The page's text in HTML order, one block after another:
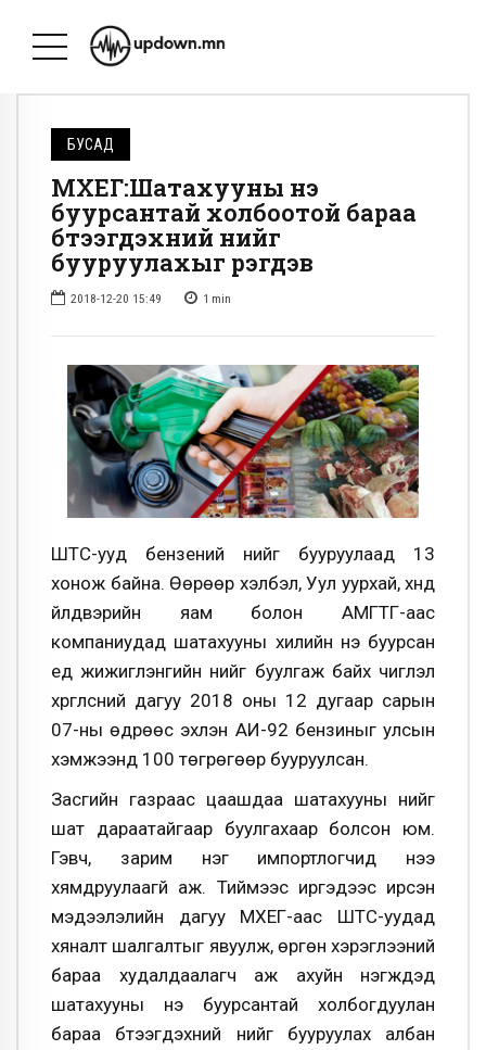
БУСАД
МХЕГ:Шатахууны үнэ
буурсантай холбоотой бараа
бүтээгдэхүүний үнийг
бууруулахыг үүрэгдэв
2018-12-20 15:49 1 min
ШТС-ууд бензений үнийг бууруулаад 13
хонож байна. Өөрөөр хэлбэл, Уул уурхай, хүнд
үйлдвэрийн яам болон АМГТГ-аас
компаниудад шатахууны хилийн үнэ буурсан
үед жижиглэнгийн үнийг буулгаж байх чиглэл
хүргүүлсний дагуу 2018 оны 12 дугаар сарын
07-ны өдрөөс эхлэн АИ-92 бензиныг улсын
хэмжээнд 100 төгрөгөөр бууруулсан.
Засгийн газраас цаашдаа шатахууны үнийг
шат дараатайгаар буулгахаар болсон юм.
Гэвч, зарим нэг импортлогчид үнээ
хямдруулаагүй аж. Тиймээс иргэдээс ирсэн
мэдээлэлийн дагуу МХЕГ-аас ШТС-уудад
хяналт шалгалтыг явуулж, өргөн хэрэглээний
бараа худалдаалагч аж ахуйн нэгжүүдэд
шатахууны үнэ буурсантай холбогдуулан
бараа бүтээгдэхүүний үнийг бууруулах албан